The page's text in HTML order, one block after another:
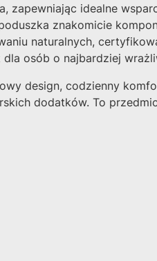
zapewniając idealne
znakomicie
naturalnych,
osób o najbardziej
design, codzienny
dodatków. To